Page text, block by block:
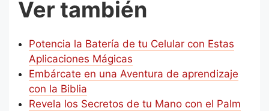
Ver también
Potencia la Batería de tu Celular con Estas
Aplicaciones Mágicas
Embárcate en una Aventura de aprendizaje
con la Biblia
Revela los Secretos de tu Mano con el Palm